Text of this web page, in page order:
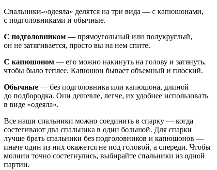
Спальники-«одеяла» делятся на три вида — с капюшонами,
с подголовниками и обычные.
С подголовником — прямоугольный или полукруглый,
он не затягивается, просто вы на нем спите.
С капюшоном — его можно накинуть на голову и затянуть,
чтобы было теплее. Капюшон бывает объемный и плоский.
Обычные — без подголовника или капюшона, длиной
до подбородка. Они дешевле, легче, их удобнее использовать
в виде «одеяла».
Все наши спальники можно соединить в спарку — когда
состегивают два спальника в один большой. Для спарки
лучше брать спальники без подголовников и капюшонов —
иначе один из них окажется не под головой, а спереди. Чтобы
молнии точно состегнулись, выбирайте спальники из одной
партии.